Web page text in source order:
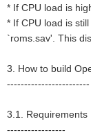
* If CPU load is
* If CPU load is
`roms.sav'. This
3. How to build
------------------------
3.1. Requirements
-----------------